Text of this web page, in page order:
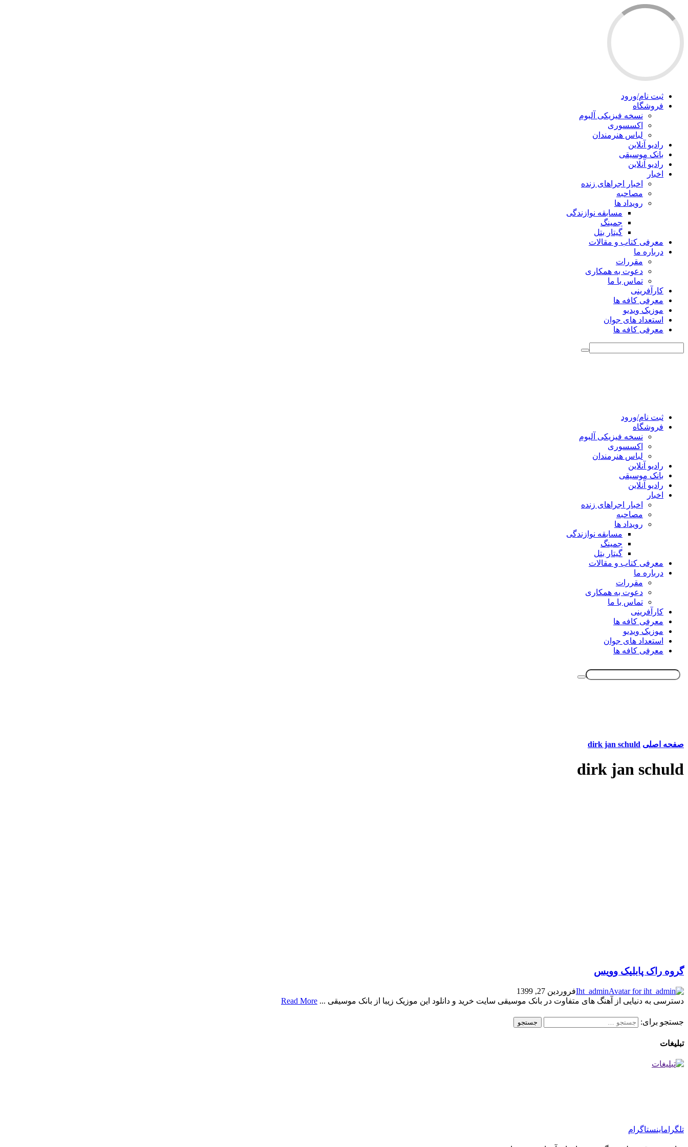
ثبت نام/ورود
فروشگاه
نسخه فیزیکی آلبوم
اکسسوری
لباس هنرمندان
رادیو آنلاین
بانک موسیقی
رادیو آنلاین
اخبار
اخبار اجراهای زنده
مصاحبه
رویداد ها
مسابقه نوازندگی
جمینگ
گیتار بتل
معرفی کتاب و مقالات
درباره ما
مقررات
دعوت به همکاری
تماس با ما
کارآفرینی
معرفی کافه ها
موزیک ویدیو
استعداد های جوان
معرفی کافه ها
ثبت نام/ورود
فروشگاه
نسخه فیزیکی آلبوم
اکسسوری
لباس هنرمندان
رادیو آنلاین
بانک موسیقی
رادیو آنلاین
اخبار
اخبار اجراهای زنده
مصاحبه
رویداد ها
مسابقه نوازندگی
جمینگ
گیتار بتل
معرفی کتاب و مقالات
درباره ما
مقررات
دعوت به همکاری
تماس با ما
کارآفرینی
معرفی کافه ها
موزیک ویدیو
استعداد های جوان
معرفی کافه ها
صفحه اصلی dirk jan schuld
dirk jan schuld
گروه راک پابلیک وویس
Iht_adminفروردین 27, 1399
دسترسی به دنیایی از آهنگ های متفاوت در بانک موسیقی سایت خرید و دانلود این موزیک زیبا از بانک موسیقی ... Read More
جستجو برای:
تبلیغات
تلگراماینستاگرام